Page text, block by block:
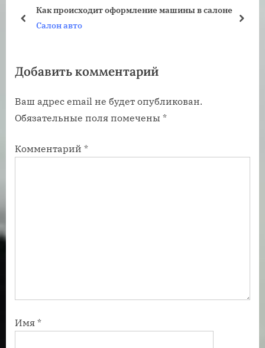
щ
з
п
и
ь
з
п
и
ь
Как происходит оформление машины в салоне
Салон авто
пред
Добавить комментарий
Ваш адрес email не будет опубликован.
Обязательные поля помечены *
Комментарий *
Имя *